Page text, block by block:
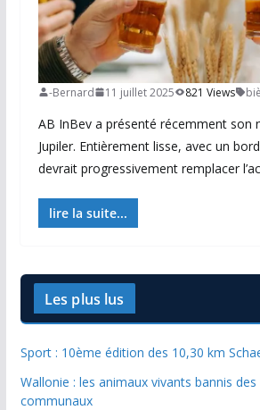
-Bernard 11 juillet 2025 821 Views
AB InBev a présenté récemment son
Jupiler. Entièrement lisse, avec un
devrait progressivement remplacer
lire la suite...
Les plus lus
Sport : 10ème édition des 10,30 km
Wallonie : les animaux vivants bannis
communaux